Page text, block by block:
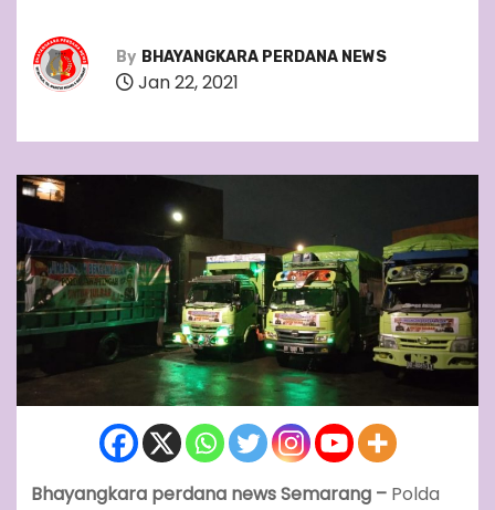
By BHAYANGKARA PERDANA NEWS
Jan 22, 2021
Bhayangkara perdana news Semarang –Polda